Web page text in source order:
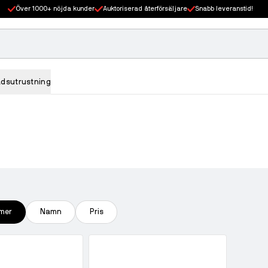
Över 1000+ nöjda kunder Auktoriserad återförsäljare Snabb leveranstid!
Namn Pris